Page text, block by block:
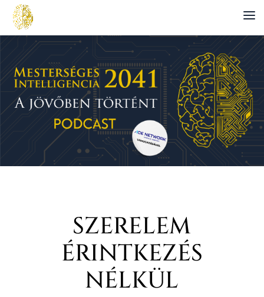
SZERELEM
ÉRINTKEZÉS
NÉLKÜL